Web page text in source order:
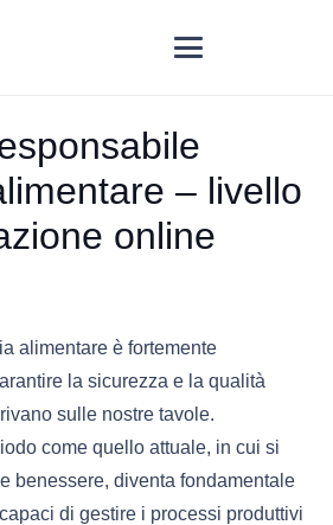
– livello
online
alimentare è fortemente
la sicurezza e la qualità
sulle nostre tavole.
come quello attuale, in cui si
benessere, diventa fondamentale
di gestire i processi produttivi